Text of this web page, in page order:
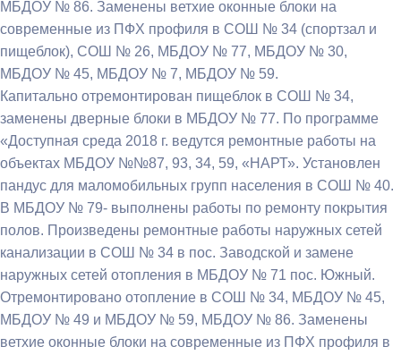
МБДОУ № 86. Заменены ветхие оконные блоки на
современные из ПФХ профиля в СОШ № 34 (спортзал и
пищеблок), СОШ № 26, МБДОУ № 77, МБДОУ № 30,
МБДОУ № 45, МБДОУ № 7, МБДОУ № 59.
Капитально отремонтирован пищеблок в СОШ № 34,
заменены дверные блоки в МБДОУ № 77. По программе
«Доступная среда 2018 г. ведутся ремонтные работы на
объектах МБДОУ №№87, 93, 34, 59, «НАРТ». Установлен
пандус для маломобильных групп населения в СОШ № 40.
В МБДОУ № 79- выполнены работы по ремонту покрытия
полов. Произведены ремонтные работы наружных сетей
канализации в СОШ № 34 в пос. Заводской и замене
наружных сетей отопления в МБДОУ № 71 пос. Южный.
Отремонтировано отопление в СОШ № 34, МБДОУ № 45,
МБДОУ № 49 и МБДОУ № 59, МБДОУ № 86. Заменены
ветхие оконные блоки на современные из ПФХ профиля в